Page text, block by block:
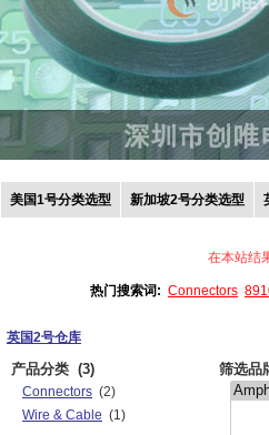
美国1号分类选型 新加坡2号分类选型
在本站结
热门搜索词: Connectors
英国2号仓库
产品分类 (3)
Connectors (2)
Wire & Cable (1)
筛选品